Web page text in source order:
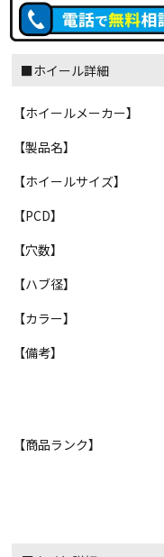
■ホイール詳細
【ホイールメーカー】
【製品名】
【ホイールサイズ】
【PCD】
【穴数】
【ハブ径】
【カラー】
【備考】
【商品ランク】